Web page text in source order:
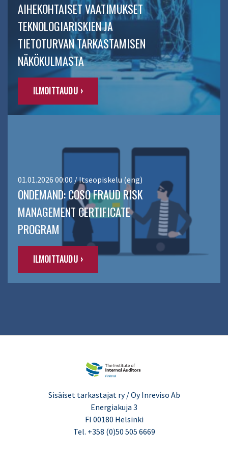
AIHEKOHTAISET VAATIMUKSET
TEKNOLOGIARISKIEN JA
TIETOTURVAN TARKASTAMISEN
NÄKÖKULMASTA
ILMOITTAUDU ›
01.01.2026 00:00 / Itseopiskelu (eng)
ONDEMAND: COSO FRAUD RISK
MANAGEMENT CERTIFICATE
PROGRAM
ILMOITTAUDU ›
Sisäiset tarkastajat ry / Oy Inreviso Ab
Energiakuja 3
FI 00180 Helsinki
Tel. +358 (0)50 505 6669